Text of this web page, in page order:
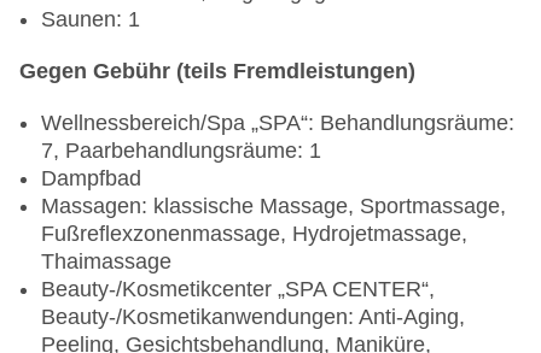
Saunen: 1
Gegen Gebühr (teils Fremdleistungen)
Wellnessbereich/Spa „SPA“: Behandlungsräume:
7, Paarbehandlungsräume: 1
Dampfbad
Massagen: klassische Massage, Sportmassage,
Fußreflexzonenmassage, Hydrojetmassage,
Thaimassage
Beauty-/Kosmetikcenter „SPA CENTER“,
Beauty-/Kosmetikanwendungen: Anti-Aging,
Peeling, Gesichtsbehandlung, Maniküre,